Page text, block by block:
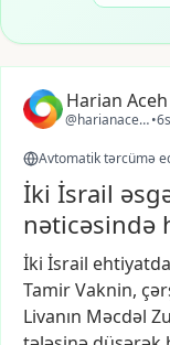
Harian
•6s
Avtomatik tərcümə
İki İsrail
nəticəsində
İki İsrail ehtiyatda
TamirVaknin,
Livanın Məcdəl